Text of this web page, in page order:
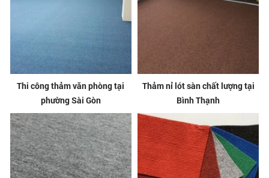
Thi công thảm văn phòng tại
phường Sài Gòn
Thảm nỉ lót sàn chất lượng tại
Bình Thạnh